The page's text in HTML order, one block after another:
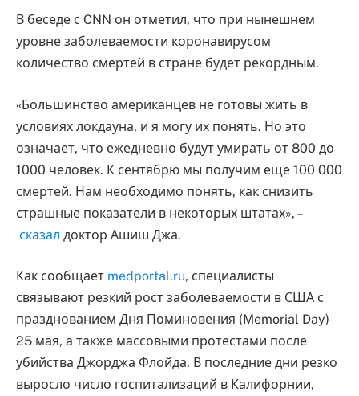
В беседе с CNN он отметил, что при нынешнем
уровне заболеваемости коронавирусом
количество смертей в стране будет рекордным.
«Большинство американцев не готовы жить в
условиях локдауна, и я могу их понять. Но это
означает, что ежедневно будут умирать от 800 до
1000 человек. К сентябрю мы получим еще 100 000
смертей. Нам необходимо понять, как снизить
страшные показатели в некоторых штатах», –
сказал доктор Ашиш Джа.
Как сообщает medportal.ru, специалисты
связывают резкий рост заболеваемости в США с
празднованием Дня Поминовения (Memorial Day)
25 мая, а также массовыми протестами после
убийства Джорджа Флойда. В последние дни резко
выросло число госпитализаций в Калифорнии,